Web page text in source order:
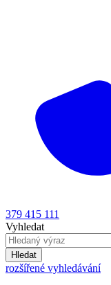
379 415 111
Vyhledat
Hledat
rozšířené vyhledávání